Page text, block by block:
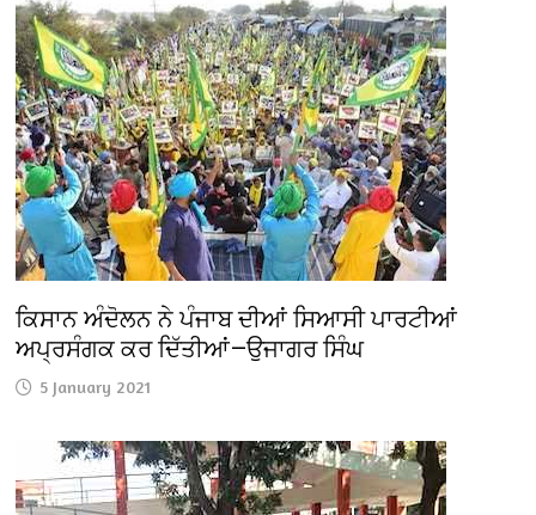
ਕਿਸਾਨ ਅੰਦੋਲਨ ਨੇ ਪੰਜਾਬ ਦੀਆਂ ਸਿਆਸੀ ਪਾਰਟੀਆਂ
ਅਪ੍ਰਸੰਗਕ ਕਰ ਦਿੱਤੀਆਂ—ਉਜਾਗਰ ਸਿੰਘ
5 January 2021